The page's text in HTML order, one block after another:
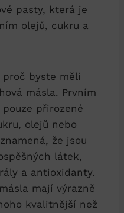
pasty, která je
olejů, cukru a
proč byste měli
másla. Prvním
přirozené
olejů nebo
že jsou
látek,
a antioxidanty.
mají výrazně
kvalitnější než